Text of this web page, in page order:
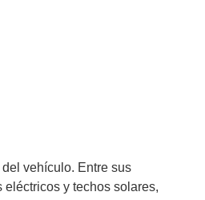
vehículo. Entre sus
y techos solares,